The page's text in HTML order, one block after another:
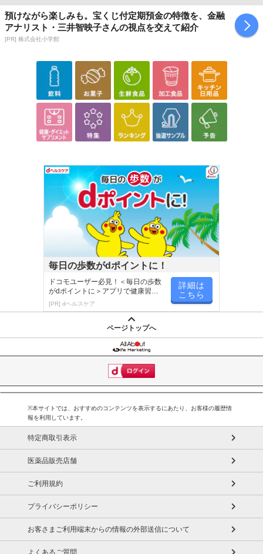
日が異なります。
※dショッピングサンプル百貨店よりお届けする商品は、ご利用いた
だいた後のご感想をいただくことを目的としており、転売等は固く
転売等、目的以外での利用が確認された場合は、サービス利用を停
止させていただきます。
【配送伝票番号について】
※こちらの商品については商品の発送完了後、
配送伝票番号がマイページに表示されない場合もございます。予
めご了承ください。
発送日カレンダー
■その他共通および商品カテゴリー別注意事項（※必ずご確認くだ
こちらの情報は2026-07-09 14:13:35.0
預けながら楽しみも。宝くじ付定期預金の特徴を、金融
アナリスト・三井智映子さんの視点を交えて紹介
[PR] 株式会社小学館
毎日の歩数がdポイントに！
ドコモユーザー必見！＜毎日の歩数
がdポイントに＞アプリで健康習慣
が楽しく続く
[PR] dヘルスケア
詳細は
こちら
ページトップへ
※本サイトでは、おすすめのコンテンツを表示するにあたり、お客様の履歴情
報を利用しています。
特定商取引表示
医薬品販売店舗
ご利用規約
プライバシーポリシー
お客さまご利用端末からの情報の外部送信について
よくあるご質問